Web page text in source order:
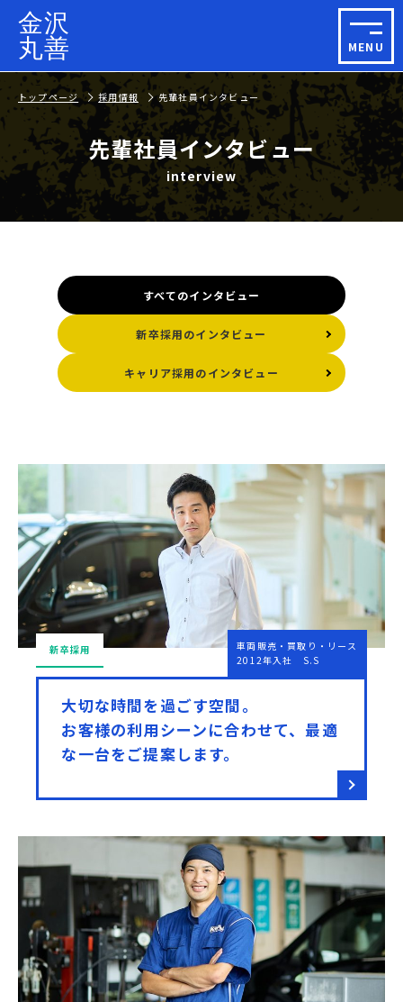
金沢
丸善
MENU
トップページ 採用情報 先輩社員インタビュー
先輩社員インタビュー
interview
すべてのインタビュー
新卒採用のインタビュー
キャリア採用のインタビュー
新卒採用
車両販売・買取り・リース
2012年入社 S.S
大切な時間を過ごす空間。
お客様の利用シーンに合わせて、最適
な一台をご提案します。